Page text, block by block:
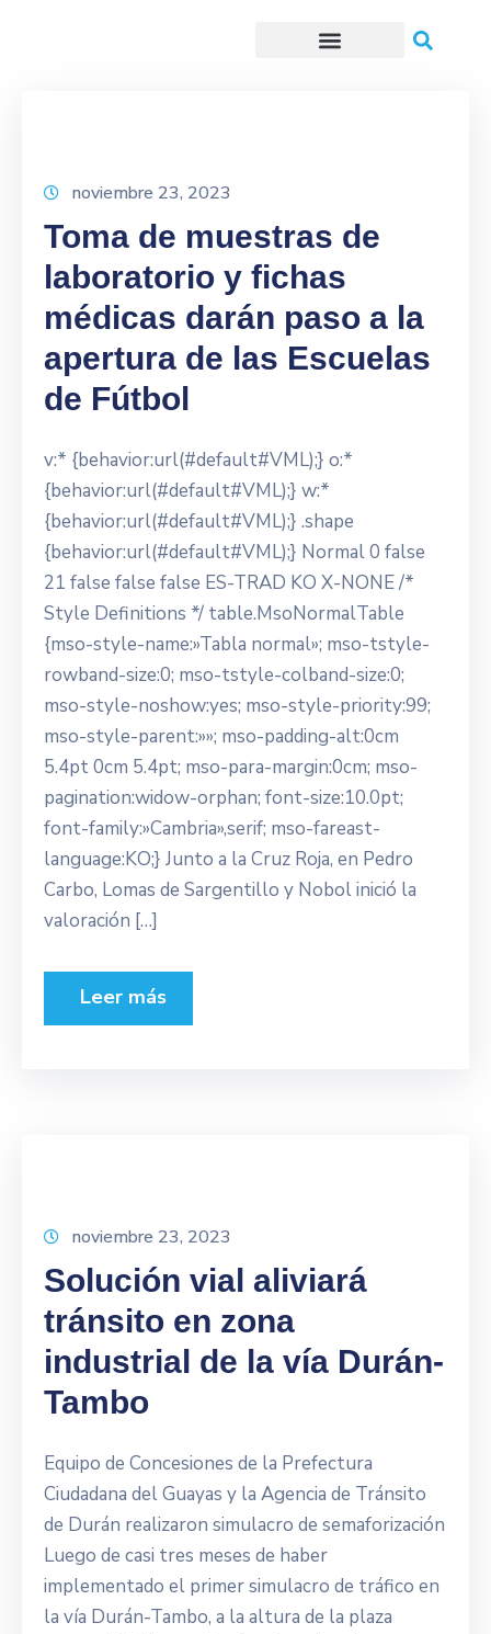
noviembre 23, 2023
Toma de muestras de
laboratorio y fichas
médicas darán paso a la
apertura de las Escuelas
de Fútbol
v:* {behavior:url(#default#VML);} o:*
{behavior:url(#default#VML);} w:*
{behavior:url(#default#VML);} .shape
{behavior:url(#default#VML);} Normal 0 false
21 false false false ES-TRAD KO X-NONE /*
Style Definitions */ table.MsoNormalTable
{mso-style-name:»Tabla normal»; mso-tstyle-
rowband-size:0; mso-tstyle-colband-size:0;
mso-style-noshow:yes; mso-style-priority:99;
mso-style-parent:»»; mso-padding-alt:0cm
5.4pt 0cm 5.4pt; mso-para-margin:0cm; mso-
pagination:widow-orphan; font-size:10.0pt;
font-family:»Cambria»,serif; mso-fareast-
language:KO;} Junto a la Cruz Roja, en Pedro
Carbo, Lomas de Sargentillo y Nobol inició la
valoración […]
Leer más
noviembre 23, 2023
Solución vial aliviará
tránsito en zona
industrial de la vía Durán-
Tambo
Equipo de Concesiones de la Prefectura
Ciudadana del Guayas y la Agencia de Tránsito
de Durán realizaron simulacro de semaforización
Luego de casi tres meses de haber
implementado el primer simulacro de tráfico en
la vía Durán-Tambo, a la altura de la plaza